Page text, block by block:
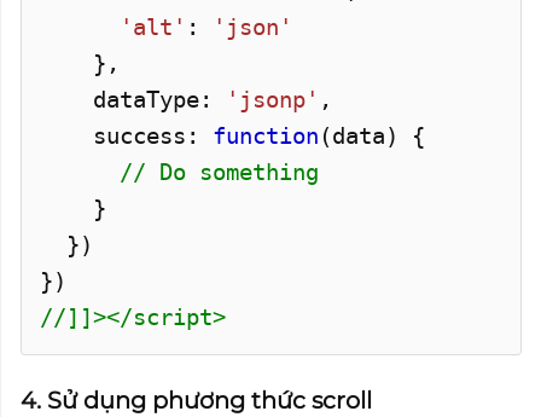
'alt' :
'json'
},
dataType:
'jsonp' ,
success: function (data) {
// Do something
}
})
})
//]]></script>
4. Sử dụng phương thức scroll